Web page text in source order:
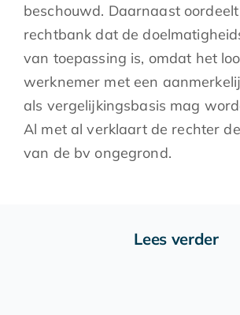
beschouwd. Daarnaast
rechtbank dat de
van toepassing is, omdat het
werknemer met een
als vergelijkingsbasis mag
Al met al verklaart de rechter
van de bv ongegrond.
Lees verder